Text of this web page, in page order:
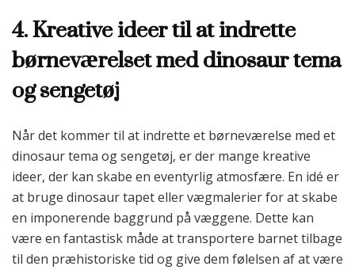
4. Kreative ideer til at indrette
børneværelset med dinosaur tema
og sengetøj
Når det kommer til at indrette et børneværelse med et
dinosaur tema og sengetøj, er der mange kreative
ideer, der kan skabe en eventyrlig atmosfære. En idé er
at bruge dinosaur tapet eller vægmalerier for at skabe
en imponerende baggrund på væggene. Dette kan
være en fantastisk måde at transportere barnet tilbage
til den præhistoriske tid og give dem følelsen af at være